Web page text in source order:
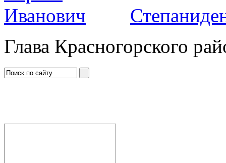
Глава Красногорского